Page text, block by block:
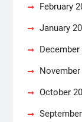
February
January
December
November
October